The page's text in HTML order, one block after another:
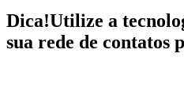
Dica!Utilize a
sua rede de contatos